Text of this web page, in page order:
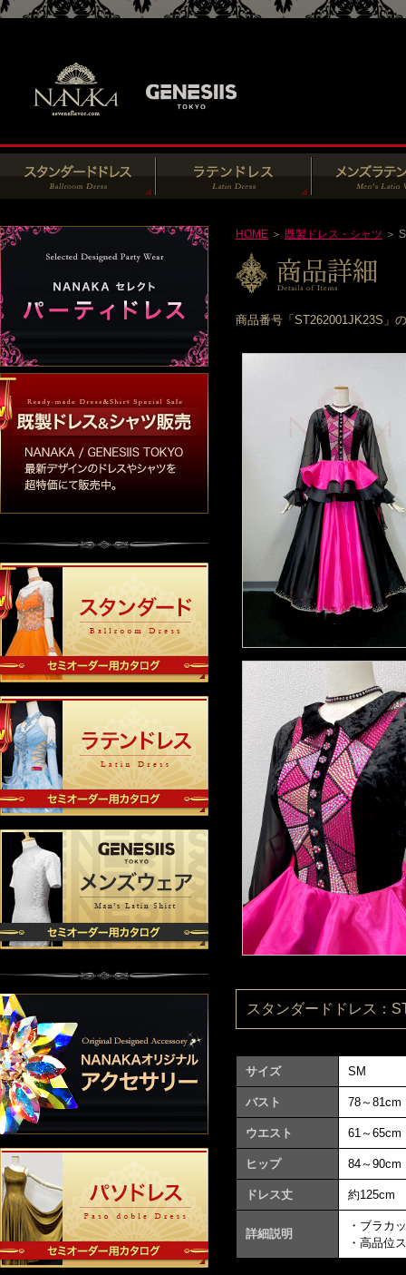
HOME ＞ 既製ドレス・シャツ ＞
商品番号「ST262001JK23S」
スタンダードドレス：
サイズ SM
バスト 78～81cm
ウエスト 61～65cm
ヒップ 84～90cm
ドレス丈 約125cm
詳細説明
・ブラカ
・高品位